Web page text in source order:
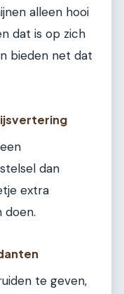
alleen hooi
dat is op zich
bieden net dat
dan
extra
doen.
te geven,